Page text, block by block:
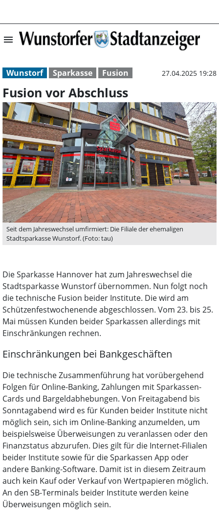
menu Fusion vor
Wunstorf Sparkasse Fusion 27.04.2025 19:28
Fusion vor Abschluss
Seit dem Jahreswechsel umfirmiert: Die Filiale der ehemaligen
Stadtsparkasse Wunstorf. (Foto: tau)
Die Sparkasse Hannover hat zum Jahreswechsel die
Stadtsparkasse Wunstorf übernommen. Nun folgt noch
die technische Fusion beider Institute. Die wird am
Schützenfestwochenende abgeschlossen. Vom 23. bis 25.
Mai müssen Kunden beider Sparkassen allerdings mit
Einschränkungen rechnen.
Einschränkungen bei Bankgeschäften
Die technische Zusammenführung hat vorübergehend
Folgen für Online-Banking, Zahlungen mit Sparkassen-
Cards und Bargeldabhebungen. Von Freitagabend bis
Sonntagabend wird es für Kunden beider Institute nicht
möglich sein, sich im Online-Banking anzumelden, um
beispielsweise Überweisungen zu veranlassen oder den
Finanzstatus abzurufen. Dies gilt für die Internet-Filialen
beider Institute sowie für die Sparkassen App oder
andere Banking-Software. Damit ist in diesem Zeitraum
auch kein Kauf oder Verkauf von Wertpapieren möglich.
An den SB-Terminals beider Institute werden keine
Überweisungen möglich sein.